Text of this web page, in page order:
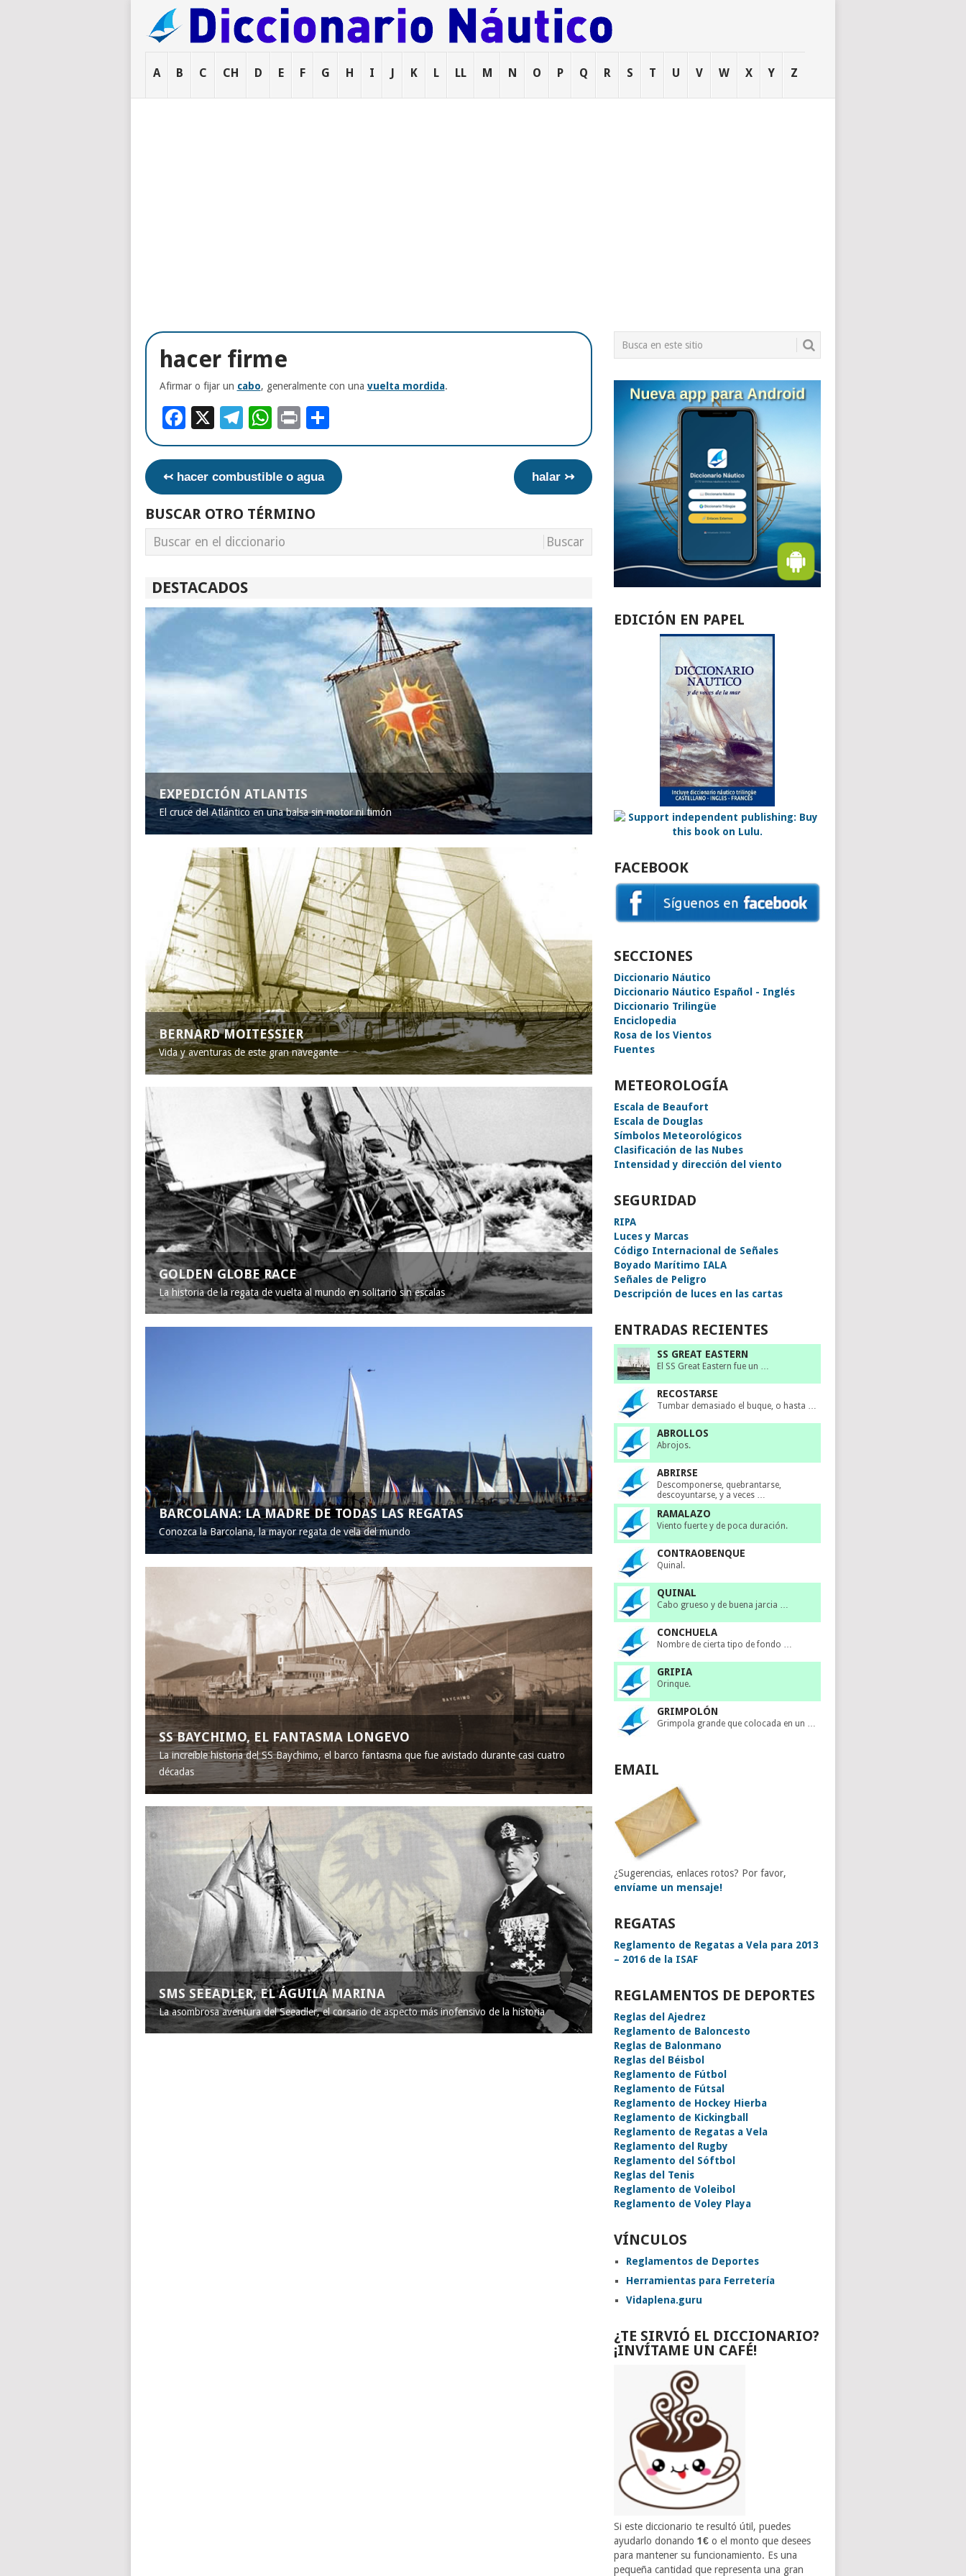
A B C CH D E F G H I J K L LL M N O P Q R S T U V W X Y Z
hacer firme
Afirmar o fijar un cabo, generalmente con una vuelta mordida.
Facebook
X Telegram
WhatsApp
PrintCompartir
↢ hacer combustible o agua halar ↣
BUSCAR OTRO TÉRMINO
DESTACADOS
EXPEDICIÓN ATLANTIS
El cruce del Atlántico en una balsa sin motor ni timón
BERNARD MOITESSIER
Vida y aventuras de este gran navegante
GOLDEN GLOBE RACE
La historia de la regata de vuelta al mundo en solitario sin escalas
BARCOLANA: LA MADRE DE TODAS LAS REGATAS
Conozca la Barcolana, la mayor regata de vela del mundo
SS BAYCHIMO, EL FANTASMA LONGEVO
La increíble historia del SS Baychimo, el barco fantasma que fue avistado durante casi cuatro
décadas
SMS SEEADLER, EL ÁGUILA MARINA
La asombrosa aventura del Seeadler, el corsario de aspecto más inofensivo de la historia
EDICIÓN EN PAPEL
FACEBOOK
SECCIONES
Diccionario Náutico
Diccionario Náutico Español - Inglés
Diccionario Trilingüe
Enciclopedia
Rosa de los Vientos
Fuentes
METEOROLOGÍA
Escala de Beaufort
Escala de Douglas
Símbolos Meteorológicos
Clasificación de las Nubes
Intensidad y dirección del viento
SEGURIDAD
RIPA
Luces y Marcas
Código Internacional de Señales
Boyado Marítimo IALA
Señales de Peligro
Descripción de luces en las cartas
ENTRADAS RECIENTES
SS GREAT EASTERN
El SS Great Eastern fue un …
RECOSTARSE
Tumbar demasiado el buque, o hasta …
ABROLLOS
Abrojos.
ABRIRSE
Descomponerse, quebrantarse,
descoyuntarse, y a veces …
RAMALAZO
Viento fuerte y de poca duración.
CONTRAOBENQUE
Quinal.
QUINAL
Cabo grueso y de buena jarcia …
CONCHUELA
Nombre de cierta tipo de fondo …
GRIPIA
Orinque.
GRIMPOLÓN
Grimpola grande que colocada en un …
EMAIL
¿Sugerencias, enlaces rotos? Por favor,
envíame un mensaje!
REGATAS
Reglamento de Regatas a Vela para 2013
– 2016 de la ISAF
REGLAMENTOS DE DEPORTES
Reglas del Ajedrez
Reglamento de Baloncesto
Reglas de Balonmano
Reglas del Béisbol
Reglamento de Fútbol
Reglamento de Fútsal
Reglamento de Hockey Hierba
Reglamento de Kickingball
Reglamento de Regatas a Vela
Reglamento del Rugby
Reglamento del Sóftbol
Reglas del Tenis
Reglamento de Voleibol
Reglamento de Voley Playa
VÍNCULOS
Reglamentos de Deportes
Herramientas para Ferretería
Vidaplena.guru
¿TE SIRVIÓ EL DICCIONARIO?
¡INVÍTAME UN CAFÉ!
Si este diccionario te resultó útil, puedes
ayudarlo donando1€ o el monto que desees
para mantener su funcionamiento. Es una
pequeña cantidad que representa una gran